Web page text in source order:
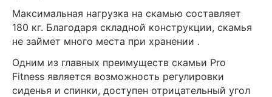
Максимальная нагрузка на скамью составляет
180 кг. Благодаря складной конструкции, скамья
не займет много места при хранении .
Одним из главных преимуществ скамьи Pro
Fitness является возможность регулировки
сиденья и спинки, доступен отрицательный угол